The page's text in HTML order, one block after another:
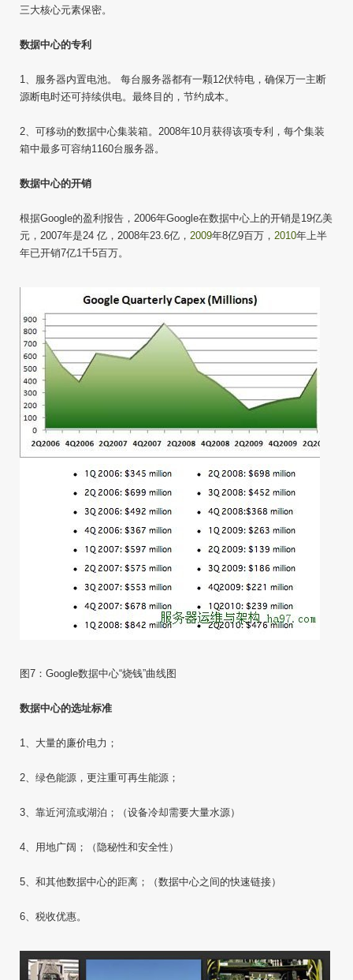
三大核心元素保密。
数据中心的专利
1、服务器内置电池。 每台服务器都有一颗12伏特电，确保万一主断
源断电时还可持续供电。最终目的，节约成本。
2、可移动的数据中心集装箱。2008年10月获得该项专利，每个集装
箱中最多可容纳1160台服务器。
数据中心的开销
根据Google的盈利报告，2006年Google在数据中心上的开销是19亿美
元，2007年是24 亿，2008年23.6亿， 2009年8亿9百万， 2010年上半
年已开销7亿1千5百万。
图7：Google数据中心“烧钱”曲线图
数据中心的选址标准
1、大量的廉价电力；
2、绿色能源，更注重可再生能源；
3、靠近河流或湖泊；（设备冷却需要大量水源）
4、用地广阔；（隐秘性和安全性）
5、和其他数据中心的距离；（数据中心之间的快速链接）
6、税收优惠。